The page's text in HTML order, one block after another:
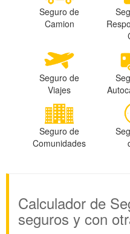
Seguro de
Camion
Seguro de
Viajes
Seguro de
Comunidades
Calculador de
seguros y con